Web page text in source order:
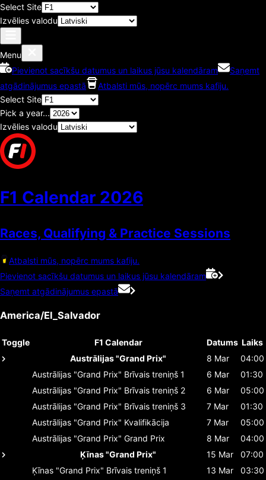
Select Site
Izvēlies valodu
Menu
Pievienot sacīkšu datumus un laikus jūsu kalendāram
Saņemt
atgādinājumus epastā
Atbalsti mūs, nopērc mums kafiju.
Select Site
Pick a year...
Izvēlies valodu
F1 Calendar 2026
Races, Qualifying & Practice Sessions
Atbalsti mūs, nopērc mums kafiju.
Pievienot sacīkšu datumus un laikus jūsu kalendāram
Saņemt atgādinājumus epastā
America/El_Salvador
Toggle F1 Calendar Datums Laiks
Austrālijas "Grand Prix"
8 Mar
04:00
Austrālijas "Grand Prix" Brīvais treniņš 1 6 Mar
01:30
Austrālijas "Grand Prix" Brīvais treniņš 2 6 Mar
05:00
Austrālijas "Grand Prix" Brīvais treniņš 3 7 Mar
01:30
Austrālijas "Grand Prix" Kvalifikācija 7 Mar
05:00
Austrālijas "Grand Prix" Grand Prix 8 Mar
04:00
Ķīnas "Grand Prix"
15 Mar
07:00
Ķīnas "Grand Prix" Brīvais treniņš 1 13 Mar
03:30